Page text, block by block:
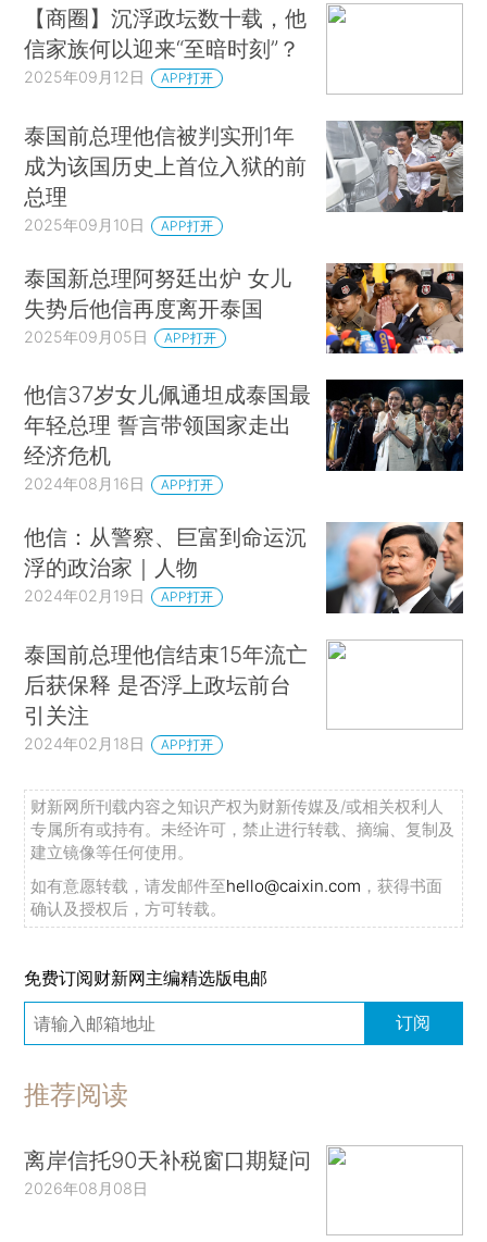
【商圈】沉浮政坛数十载，他
信家族何以迎来“至暗时刻”？
2025年09月12日 APP打开
泰国前总理他信被判实刑1年
成为该国历史上首位入狱的前
总理
2025年09月10日 APP打开
泰国新总理阿努廷出炉 女儿
失势后他信再度离开泰国
2025年09月05日 APP打开
他信37岁女儿佩通坦成泰国最
年轻总理 誓言带领国家走出
经济危机
2024年08月16日 APP打开
他信：从警察、巨富到命运沉
浮的政治家｜人物
2024年02月19日 APP打开
泰国前总理他信结束15年流亡
后获保释 是否浮上政坛前台
引关注
2024年02月18日 APP打开
财新网所刊载内容之知识产权为财新传媒及/或相关权利人
专属所有或持有。未经许可，禁止进行转载、摘编、复制及
建立镜像等任何使用。
如有意愿转载，请发邮件至hello@caixin.com ，获得书面
确认及授权后，方可转载。
免费订阅财新网主编精选版电邮
订阅
推荐阅读
离岸信托90天补税窗口期疑问
2026年08月08日